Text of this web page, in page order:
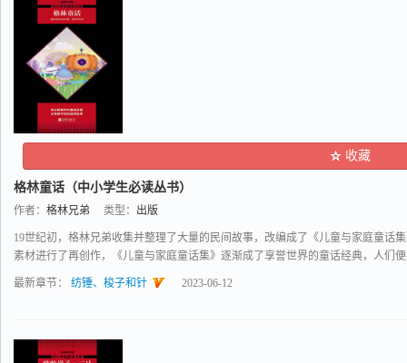
收藏
格林童话（中小学生必读丛书）
作者： 格林兄弟 类型： 出版
19世纪初，格林兄弟收集并整理了大量的民间故事，改编成了《儿童与家庭童话
素材进行了再创作，《儿童与家庭童话集》逐渐成了享誉世界的童话经典，人们
最新章节： 纺锤、梭子和针 2023-06-12